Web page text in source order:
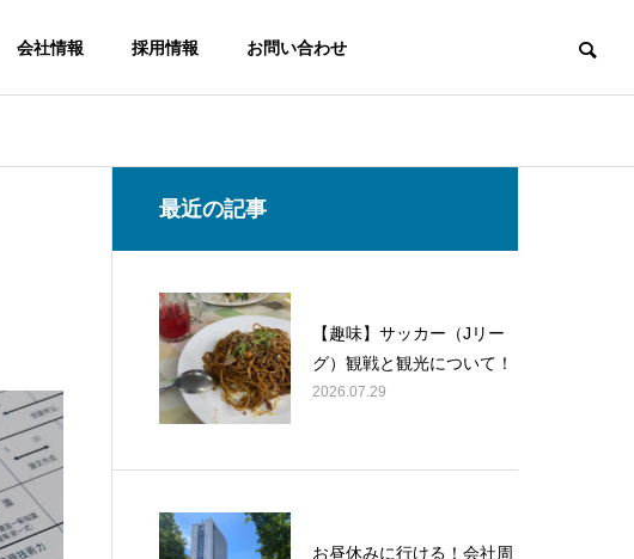
会社情報 採用情報 お問い合わせ
最近の記事
【趣味】サッカー（Jリー
グ）観戦と観光について！
2026.07.29
お昼休みに行ける！会社周